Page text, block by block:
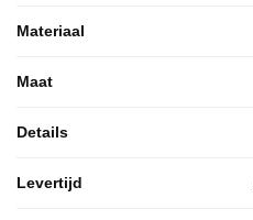
Materiaal
Maat
Details
Levertijd